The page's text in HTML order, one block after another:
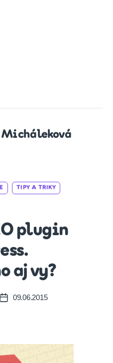
Micháleková
Categories
TIPY A TRIKY
plugin
aj vy?
Post09.06.2015